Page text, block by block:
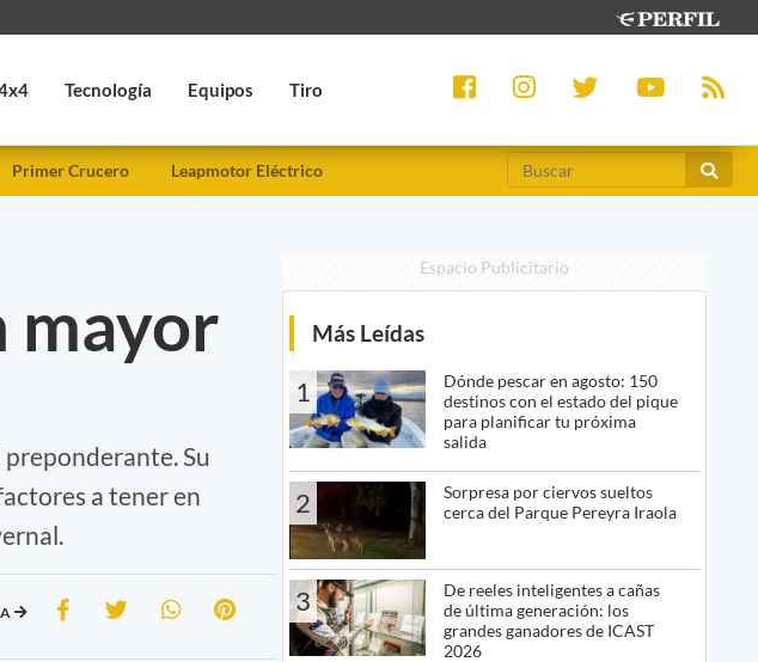
Tecnología Equipos Tiro
Primer Crucero Leapmotor Eléctrico
mayor
Su
a tener en
Espacio Publicitario
Más Leídas
1
Dónde pescar en agosto: 150
destinos con el estado del pique
para planificar tu próxima
salida
2
Sorpresa por ciervos sueltos
cerca del Parque Pereyra Iraola
3
De reeles inteligentes a cañas
de última generación: los
grandes ganadores de ICAST
2026